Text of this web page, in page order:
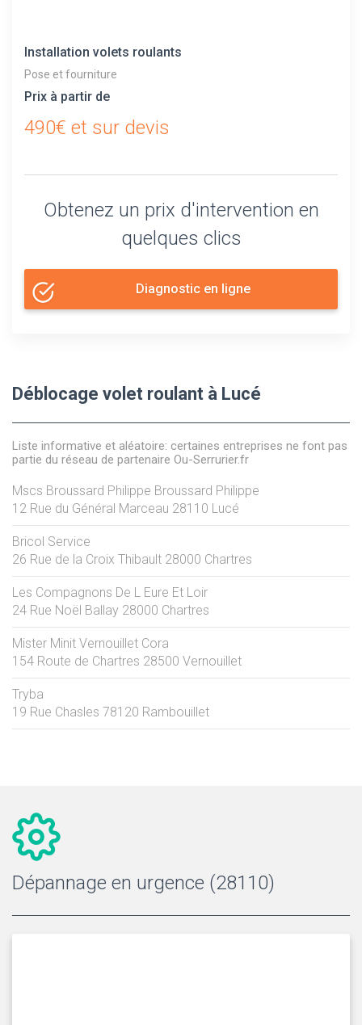
Installation volets roulants
Pose et fourniture
Prix à partir de
490€ et sur devis
Obtenez un prix d'intervention en
quelques clics
Diagnostic en ligne
Déblocage volet roulant à Lucé
Liste informative et aléatoire: certaines entreprises ne font pas
partie du réseau de partenaire Ou-Serrurier.fr
Mscs Broussard Philippe Broussard Philippe
12 Rue du Général Marceau 28110 Lucé
Bricol Service
26 Rue de la Croix Thibault 28000 Chartres
Les Compagnons De L Eure Et Loir
24 Rue Noël Ballay 28000 Chartres
Mister Minit Vernouillet Cora
154 Route de Chartres 28500 Vernouillet
Tryba
19 Rue Chasles 78120 Rambouillet
Dépannage en urgence (28110)